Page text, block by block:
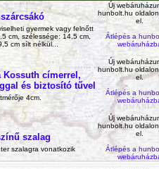
gyermek vagy felnőtt
cm, szélessége: 14,5 cm,
cm sílt nélkül...
Új
hunbolt.hu
el.
Átlépés a
Kossuth címerrel,
és biztosító tűvel
4cm.
Új
hunbolt.hu
el.
Átlépés a
szalag
szalagra vonatkozik
Új
hunbolt.hu
el.
Átlépés a